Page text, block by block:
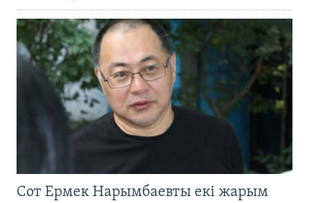
Сот Ермек Нарымбаевты екі жарым